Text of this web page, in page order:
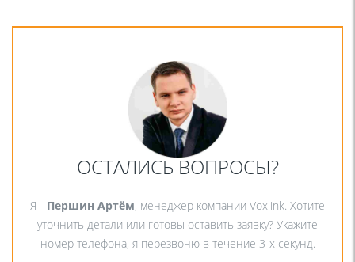
ОСТАЛИСЬ ВОПРОСЫ?
Я - Першин Артём, менеджер компании Voxlink. Хотите
уточнить детали или готовы оставить заявку? Укажите
номер телефона, я перезвоню в течение 3-х секунд.